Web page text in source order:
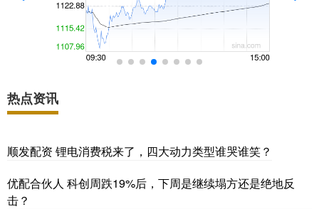
热点资讯
顺发配资 锂电消费税来了，四大动力类型谁哭谁笑？
优配合伙人 科创周跌19%后，下周是继续塌方还是绝地反
击？